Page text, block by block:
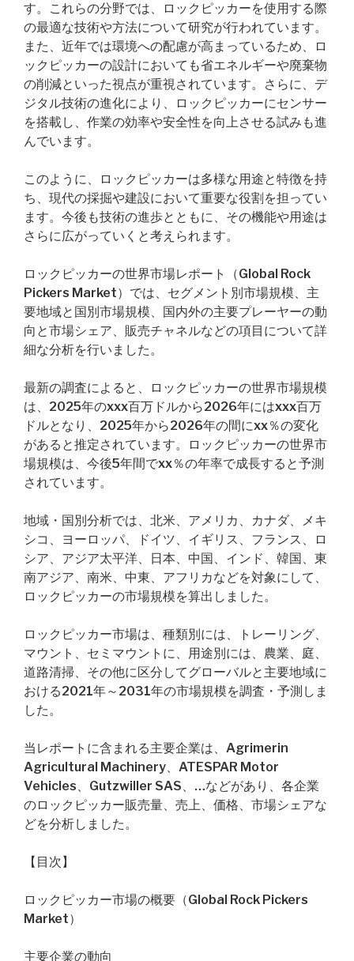
す。これらの分野では、ロックピッカーを使用する際
の最適な技術や方法について研究が行われています。
また、近年では環境への配慮が高まっているため、ロ
ックピッカーの設計においても省エネルギーや廃棄物
の削減といった視点が重視されています。さらに、デ
ジタル技術の進化により、ロックピッカーにセンサー
を搭載し、作業の効率や安全性を向上させる試みも進
んでいます。
このように、ロックピッカーは多様な用途と特徴を持
ち、現代の採掘や建設において重要な役割を担ってい
ます。今後も技術の進歩とともに、その機能や用途は
さらに広がっていくと考えられます。
ロックピッカーの世界市場レポート（Global Rock
Pickers Market）では、セグメント別市場規模、主
要地域と国別市場規模、国内外の主要プレーヤーの動
向と市場シェア、販売チャネルなどの項目について詳
細な分析を行いました。
最新の調査によると、ロックピッカーの世界市場規模
は、2025年のxxx百万ドルから2026年にはxxx百万
ドルとなり、2025年から2026年の間にxx％の変化
があると推定されています。ロックピッカーの世界市
場規模は、今後5年間でxx％の年率で成長すると予測
されています。
地域・国別分析では、北米、アメリカ、カナダ、メキ
シコ、ヨーロッパ、ドイツ、イギリス、フランス、ロ
シア、アジア太平洋、日本、中国、インド、韓国、東
南アジア、南米、中東、アフリカなどを対象にして、
ロックピッカーの市場規模を算出しました。
ロックピッカー市場は、種類別には、トレーリング、
マウント、セミマウントに、用途別には、農業、庭、
道路清掃、その他に区分してグローバルと主要地域に
おける2021年～2031年の市場規模を調査・予測しま
した。
当レポートに含まれる主要企業は、Agrimerin
Agricultural Machinery、ATESPAR Motor
Vehicles、Gutzwiller SAS、…などがあり、各企業
のロックピッカー販売量、売上、価格、市場シェアな
どを分析しました。
【目次】
ロックピッカー市場の概要（Global Rock Pickers
Market）
主要企業の動向